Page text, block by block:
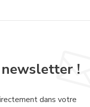
!
dans votre